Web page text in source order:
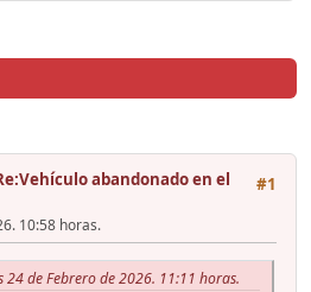
#1
abandonado en el
10:58 horas.
24 de Febrero de 2026. 11:11 horas.